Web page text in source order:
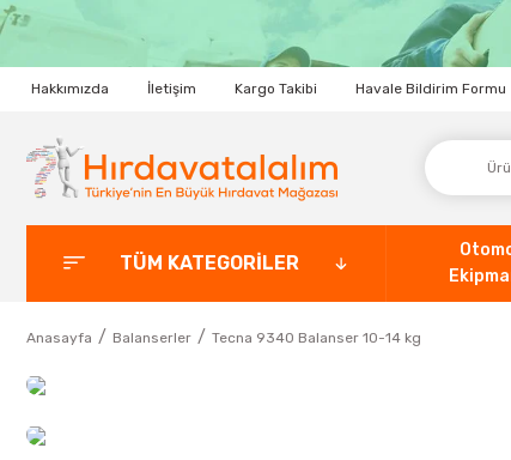
Hakkımızda İletişim Kargo Takibi Havale Bildirim Formu
TÜM KATEGORİLER
Anasayfa Balanserler Tecna 9340 Balanser 10-14 kg